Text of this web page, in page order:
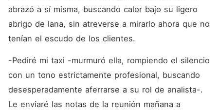
abrazó a sí misma, buscando calor bajo su ligero
abrigo de lana, sin atreverse a mirarlo ahora que no
tenían el escudo de los clientes.
-Pediré mi taxi -murmuró ella, rompiendo el silencio
con un tono estrictamente profesional, buscando
desesperadamente aferrarse a su rol de analista-.
Le enviaré las notas de la reunión mañana a